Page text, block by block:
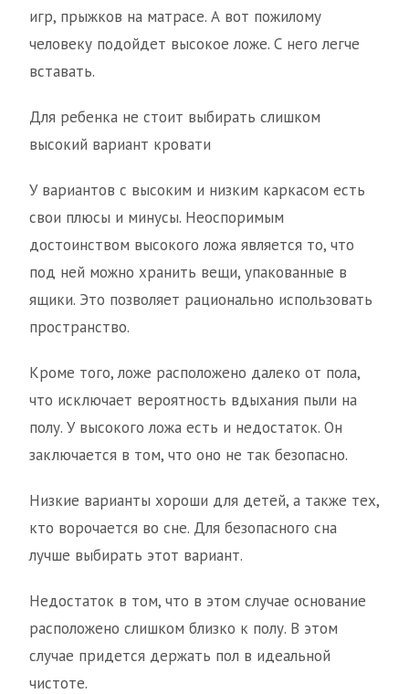
игр, прыжков на матрасе. А вот пожилому
человеку подойдет высокое ложе. С него легче
вставать.
Для ребенка не стоит выбирать слишком
высокий вариант кровати
У вариантов с высоким и низким каркасом есть
свои плюсы и минусы. Неоспоримым
достоинством высокого ложа является то, что
под ней можно хранить вещи, упакованные в
ящики. Это позволяет рационально использовать
пространство.
Кроме того, ложе расположено далеко от пола,
что исключает вероятность вдыхания пыли на
полу. У высокого ложа есть и недостаток. Он
заключается в том, что оно не так безопасно.
Низкие варианты хороши для детей, а также тех,
кто ворочается во сне. Для безопасного сна
лучше выбирать этот вариант.
Недостаток в том, что в этом случае основание
расположено слишком близко к полу. В этом
случае придется держать пол в идеальной
чистоте.